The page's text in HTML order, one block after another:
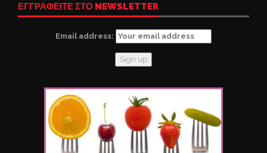
ΕΓΓΡΑΦΕΙΤΕ ΣΤΟ NEWSLETTER
Email address: